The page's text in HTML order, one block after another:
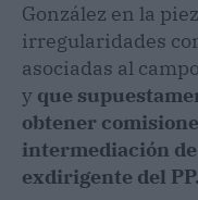
González en la
irregularidades
asociadas al
y que
obtener
intermediación
exdirigente del PP.